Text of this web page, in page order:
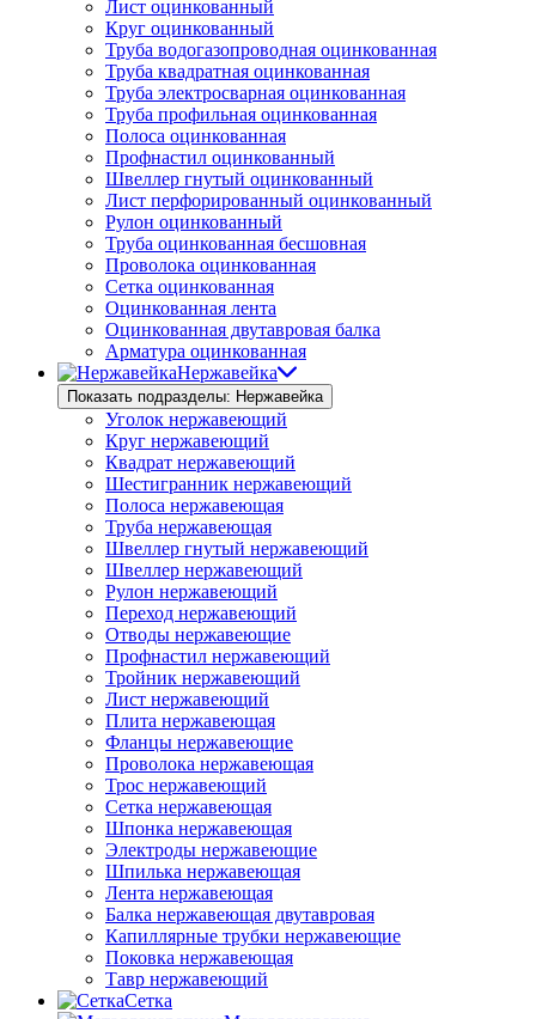
Лист оцинкованный
Круг оцинкованный
Труба водогазопроводная оцинкованная
Труба квадратная оцинкованная
Труба электросварная оцинкованная
Труба профильная оцинкованная
Полоса оцинкованная
Профнастил оцинкованный
Швеллер гнутый оцинкованный
Лист перфорированный оцинкованный
Рулон оцинкованный
Труба оцинкованная бесшовная
Проволока оцинкованная
Сетка оцинкованная
Оцинкованная лента
Оцинкованная двутавровая балка
Арматура оцинкованная
Нержавейка
Показать подразделы: Нержавейка
Уголок нержавеющий
Круг нержавеющий
Квадрат нержавеющий
Шестигранник нержавеющий
Полоса нержавеющая
Труба нержавеющая
Швеллер гнутый нержавеющий
Швеллер нержавеющий
Рулон нержавеющий
Переход нержавеющий
Отводы нержавеющие
Профнастил нержавеющий
Тройник нержавеющий
Лист нержавеющий
Плита нержавеющая
Фланцы нержавеющие
Проволока нержавеющая
Трос нержавеющий
Сетка нержавеющая
Шпонка нержавеющая
Электроды нержавеющие
Шпилька нержавеющая
Лента нержавеющая
Балка нержавеющая двутавровая
Капиллярные трубки нержавеющие
Поковка нержавеющая
Тавр нержавеющий
Сетка